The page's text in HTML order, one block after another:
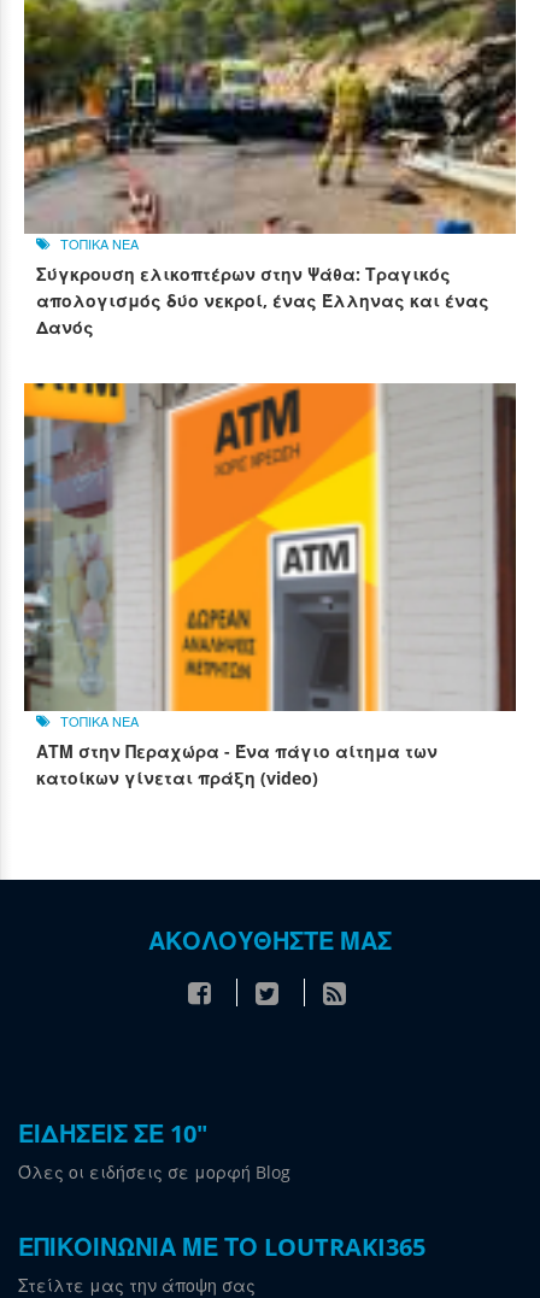
ΤΟΠΙΚΑ ΝΕΑ
Σύγκρουση ελικοπτέρων στην Ψάθα: Τραγικός
απολογισμός δύο νεκροί, ένας Έλληνας και ένας
Δανός
ΤΟΠΙΚΑ ΝΕΑ
ΑΤΜ στην Περαχώρα - Ένα πάγιο αίτημα των
κατοίκων γίνεται πράξη (video)
ΑΚΟΛΟΥΘΗΣΤΕ ΜΑΣ
ΕΙΔΗΣΕΙΣ ΣΕ 10"
Όλες οι ειδήσεις σε μορφή Blog
ΕΠΙΚΟΙΝΩΝΙΑ ΜΕ ΤΟ LOUTRAKI365
Στείλτε μας την άποψη σας